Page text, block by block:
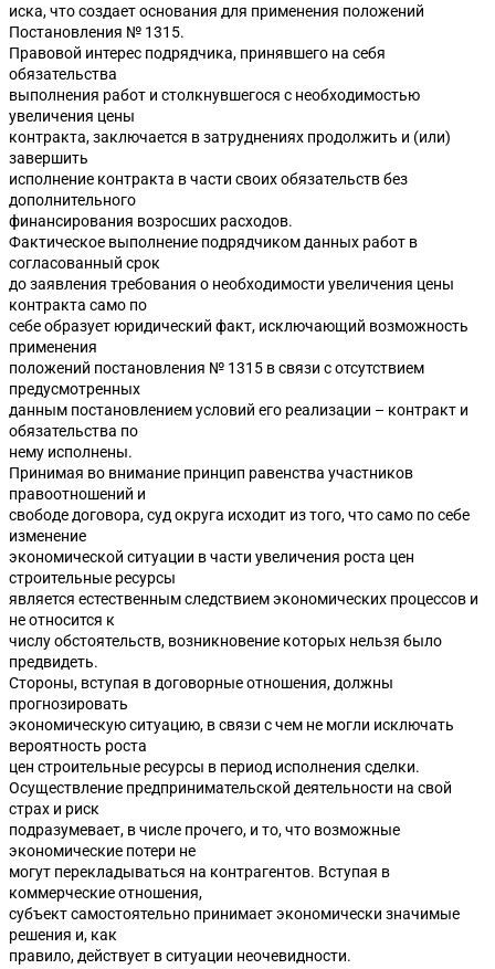
иска, что создает основания для применения положений
Постановления № 1315.
Правовой интерес подрядчика, принявшего на себя
обязательства
выполнения работ и столкнувшегося с необходимостью
увеличения цены
контракта, заключается в затруднениях продолжить и (или)
завершить
исполнение контракта в части своих обязательств без
дополнительного
финансирования возросших расходов.
Фактическое выполнение подрядчиком данных работ в
согласованный срок
до заявления требования о необходимости увеличения цены
контракта само по
себе образует юридический факт, исключающий возможность
применения
положений постановления № 1315 в связи с отсутствием
предусмотренных
данным постановлением условий его реализации – контракт и
обязательства по
нему исполнены.
Принимая во внимание принцип равенства участников
правоотношений и
свободе договора, суд округа исходит из того, что само по себе
изменение
экономической ситуации в части увеличения роста цен
строительные ресурсы
является естественным следствием экономических процессов и
не относится к
числу обстоятельств, возникновение которых нельзя было
предвидеть.
Стороны, вступая в договорные отношения, должны
прогнозировать
экономическую ситуацию, в связи с чем не могли исключать
вероятность роста
цен строительные ресурсы в период исполнения сделки.
Осуществление предпринимательской деятельности на свой
страх и риск
подразумевает, в числе прочего, и то, что возможные
экономические потери не
могут перекладываться на контрагентов. Вступая в
коммерческие отношения,
субъект самостоятельно принимает экономически значимые
решения и, как
правило, действует в ситуации неочевидности.